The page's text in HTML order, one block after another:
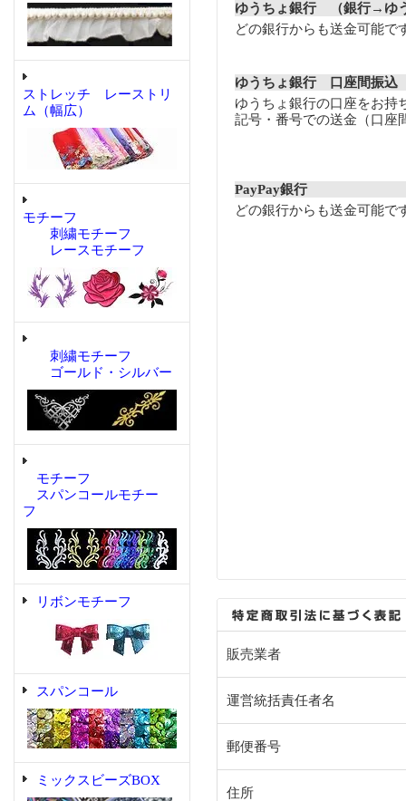
ストレッチ レーストリ
ム（幅広）
モチーフ
刺繍モチーフ
レースモチーフ
刺繍モチーフ
ゴールド・シルバー
モチーフ
スパンコールモチー
フ
リボンモチーフ
スパンコール
ミックスビーズBOX
ゆうちょ銀行 （銀行→ゆ
どの銀行からも送金可能で
ゆうちょ銀行 口座間振込
ゆうちょ銀行の口座をお持
記号・番号での送金（口座
PayPay銀行
どの銀行からも送金可能で
販売業者
運営統括責任者名
郵便番号
住所